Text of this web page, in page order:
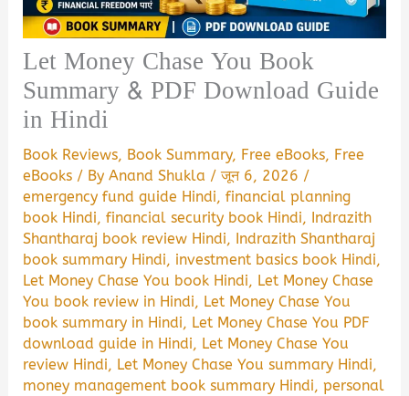
Let Money Chase You Book
Summary & PDF Download Guide
in Hindi
Book Reviews, Book Summary, Free eBooks, Free
eBooks / ByAnand Shukla /जून 6, 2026 /
emergency fund guide Hindi,financial planning
book Hindi,financial security book Hindi, Indrazith
Shantharaj book review Hindi, Indrazith Shantharaj
book summary Hindi, investment basics book Hindi,
Let Money Chase You book Hindi, Let Money Chase
You book review in Hindi, Let Money Chase You
book summary in Hindi, Let Money Chase You PDF
download guide in Hindi, Let Money Chase You
review Hindi, Let Money Chase You summary Hindi,
money management book summary Hindi,personal